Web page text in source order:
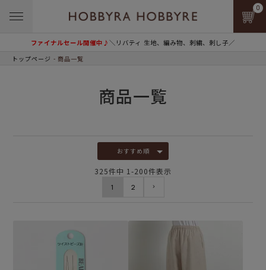
ファイナルセール開催中♪＼リバティ 生地、編み物、刺繍、刺し子／
0
トップページ 商品一覧
商品一覧
おすすめ順
325件中 1 -200件表示
1 2